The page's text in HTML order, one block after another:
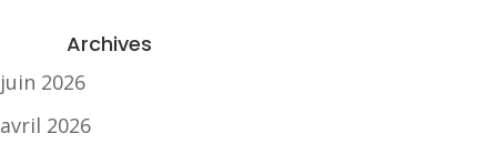
Archives
juin 2026
avril 2026